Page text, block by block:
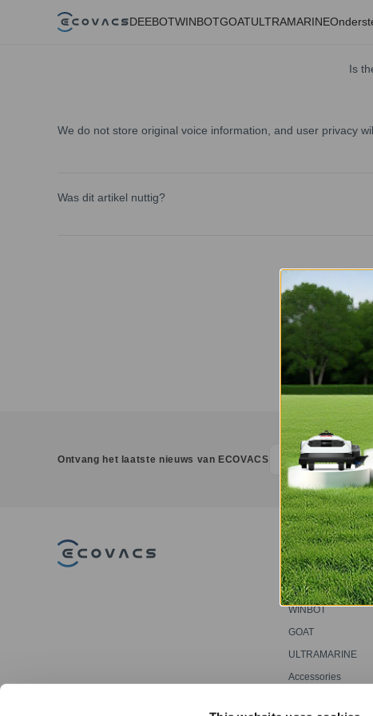
DEEBOTWINBOTGOATULTRAMARINE
Is
We do not store original voice information, and user privacy
Was dit artikel nuttig?
Ontvang het laatste nieuws van ECOVACS
PRODUCT
DEEBOT
WINBOT
GOAT
ULTRAMARINE
Accessories